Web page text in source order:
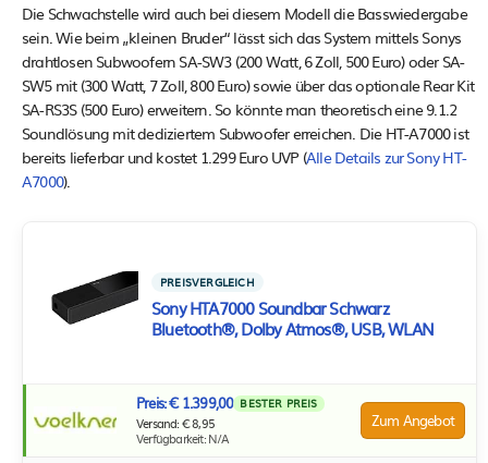
Die Schwachstelle wird auch bei diesem Modell die Basswiedergabe
sein. Wie beim „kleinen Bruder“ lässt sich das System mittels Sonys
drahtlosen Subwoofern SA-SW3 (200 Watt, 6 Zoll, 500 Euro) oder SA-
SW5 mit (300 Watt, 7 Zoll, 800 Euro) sowie über das optionale Rear Kit
SA-RS3S (500 Euro) erweitern. So könnte man theoretisch eine 9.1.2
Soundlösung mit dediziertem Subwoofer erreichen. Die HT-A7000 ist
bereits lieferbar und kostet 1.299 Euro UVP (Alle Details zur Sony HT-
A7000).
PREISVERGLEICH
Sony HTA7000 Soundbar Schwarz
Bluetooth®, Dolby Atmos®, USB, WLAN
Preis: € 1.399,00 BESTER PREIS
Versand: € 8,95
Verfügbarkeit: N/A
Zum Angebot